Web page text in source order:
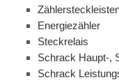
Energiezähler
Steckrelais
Schrack Haupt-,
Schrack